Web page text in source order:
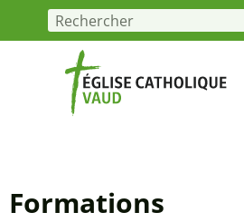
Formations